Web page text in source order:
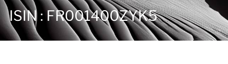
ISIN :FR001400ZYK5